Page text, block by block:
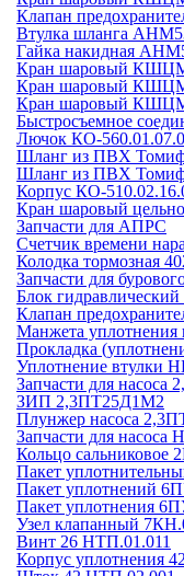
Клапан
Втулка шланга
Гайка накидная
Кран шаровый КШЦМ
Кран шаровый КШЦМ
Кран шаровый КШЦМ
Быстросъемное
Лючок КО-
Шланг из ПВХ
Шланг из ПВХ
Корпус КО-
Кран шаровый
Запчасти для АПРС
Счетчик времени
Колодка тормозная
Запчасти для
Блок
Клапан
Манжета уплотнения
Прокладка
Уплотнение втулки
Запчасти для
ЗИП 2,3ПТ25Д1М2
Плунжер насоса
Запчасти для насоса
Кольцо сальниковое
Пакет
Пакет уплотнений
Пакет уплотнения
Узел клапанный
Винт 26 НТП.01.011
Корпус уплотнения